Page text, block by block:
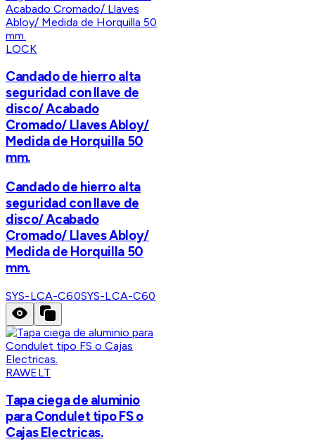
LOCK
Candado de hierro alta
seguridad con llave de
disco/ Acabado
Cromado/ Llaves Abloy/
Medida de Horquilla 50
mm.
Candado de hierro alta
seguridad con llave de
disco/ Acabado
Cromado/ Llaves Abloy/
Medida de Horquilla 50
mm.
SYS-LCA-C60SYS-LCA-C60
RAWELT
Tapa ciega de aluminio
para Condulet tipo FS o
Cajas Electricas.